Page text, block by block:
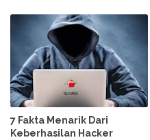
7 Fakta Menarik Dari
Keberhasilan Hacker